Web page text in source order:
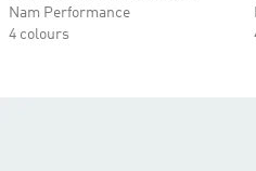
Nam Performance
4 colours